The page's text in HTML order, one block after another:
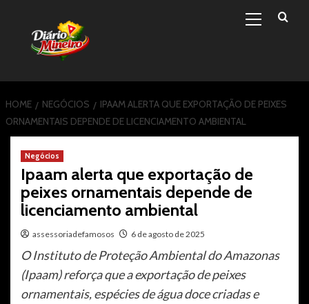
content
Menu
HOME NEGÓCIOS
IPAAM ALERTA QUE EXPORTAÇÃO DE PEIXES
ORNAMENTAIS DEPENDE DE LICENCIAMENTO AMBIENTAL
Negócios
Ipaam alerta que exportação de
peixes ornamentais depende de
licenciamento ambiental
assessoriadefamosos 6 de agosto de 2025
O Instituto de Proteção Ambiental do Amazonas
(Ipaam) reforça que a exportação de peixes
ornamentais, espécies de água doce criadas e